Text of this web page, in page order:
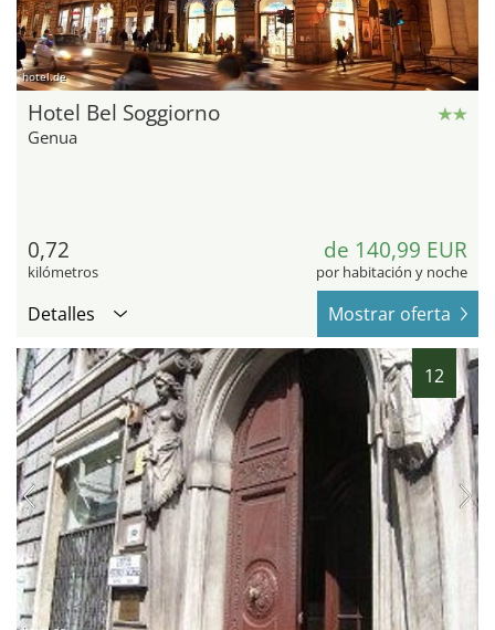
hotel.de
Hotel Bel Soggiorno
Genua
0,72
kilómetros
de 140,99 EUR
por habitación y noche
Detalles Mostrar oferta
12